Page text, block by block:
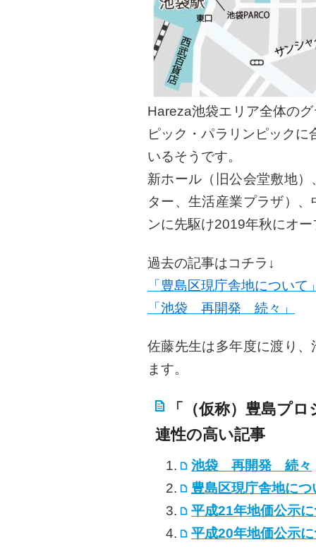
Hareza池袋エリア全体の
ピック・パラリンピック
いるそうです。
新ホール（旧公会堂敷地
ター、生活産業プラザ）
ンに先駆け2019年秋にオ
過去の記事はコチラ↓
「豊島区現庁舎地について
「池袋 再開発 続々」
佐藤先生は多年度に渡り
ます。
「（仮称）豊島プ
連性の高い記事
池袋 再開発 続々
豊島区現庁舎地につ
平成21年地価公示
平成20年地価公示